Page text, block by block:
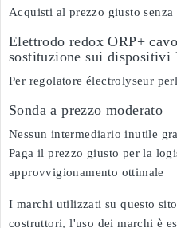
Acquisti al prezzo giusto
Elettrodo redox ORP+
sostituzione sui dispositivi
Per regolatore électrolyseur
Sonda a prezzo moderato
Nessun intermediario inutile
Paga il prezzo giusto per la
approvvigionamento ottimale
I marchi utilizzati su questo
costruttori, l'uso dei marchi è